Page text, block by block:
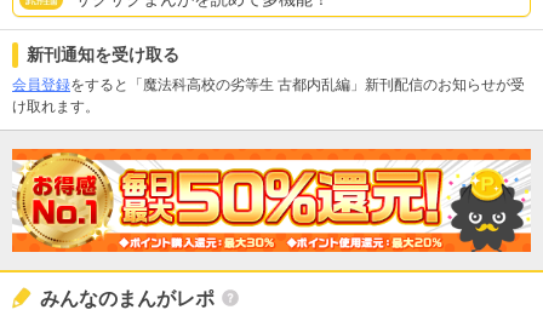
新刊通知を受け取る
会員登録をすると「魔法科高校の劣等生 古都内乱編」新刊配信のお知らせが受
け取れます。
みんなのまんがレポ